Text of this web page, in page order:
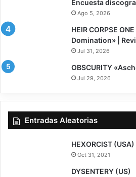
hecatombe
necromance
Encuesta
Ago 5, 2026
HEIR CORPSE
Domination» |
Jul 31, 2026
OBSCURITY
Jul 29, 2026
Entradas Aleatorias
HEXORCIST
Oct 31, 2021
DYSENTERY (US)